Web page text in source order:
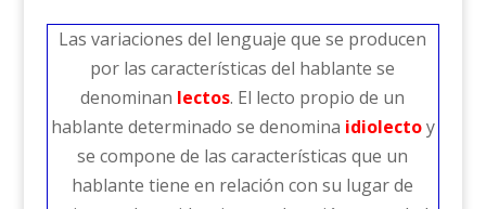
Las variaciones del lenguaje que se producen
por las características del hablante se
denominan lectos. El lecto propio de un
hablante determinado se denomina idiolectoy
se compone de las características que un
hablante tiene en relación con su lugar de